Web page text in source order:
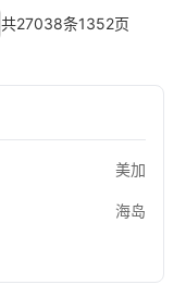
共27038条1352页
美加
海岛